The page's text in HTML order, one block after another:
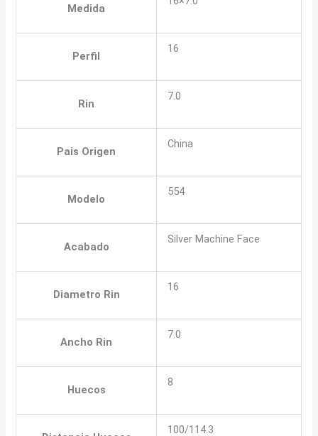
Medida
Perfil
16
Rin
7.0
Pais Origen
China
Modelo
554
Acabado
Silver Machine Face
Diametro Rin
16
Ancho Rin
7.0
Huecos
8
100/114.3